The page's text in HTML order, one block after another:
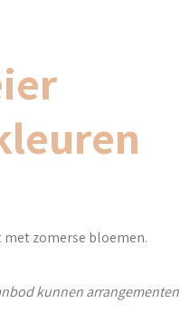
zomerse bloemen.
kunnen arrangementen